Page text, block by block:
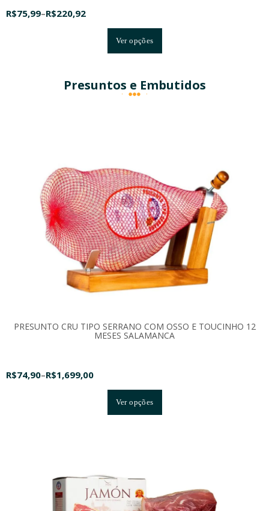
R$75,99–R$220,92
Ver opções
Presuntos e Embutidos
PRESUNTO CRU TIPO SERRANO COM OSSO E TOUCINHO 12
MESES SALAMANCA
R$74,90–R$1,699,00
Ver opções